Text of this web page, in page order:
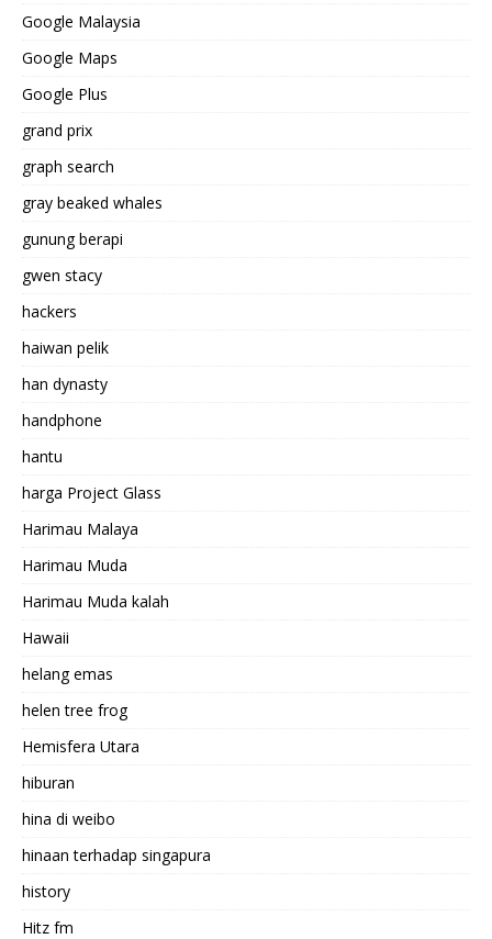
Google Malaysia
Google Maps
Google Plus
grand prix
graph search
gray beaked whales
gunung berapi
gwen stacy
hackers
haiwan pelik
han dynasty
handphone
hantu
harga Project Glass
Harimau Malaya
Harimau Muda
Harimau Muda kalah
Hawaii
helang emas
helen tree frog
Hemisfera Utara
hiburan
hina di weibo
hinaan terhadap singapura
history
Hitz fm